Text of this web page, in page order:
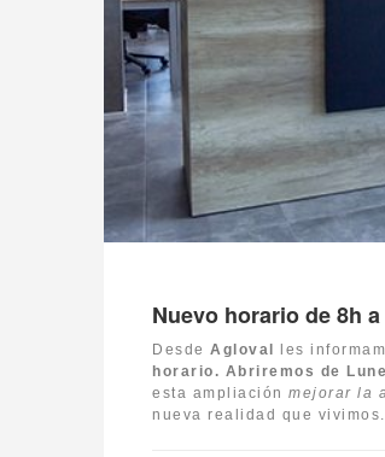
Nuevo horario de 8h
Desde Agloval les
horario. Abriremos de
esta ampliación mejorar la
nueva realidad que vivimos.